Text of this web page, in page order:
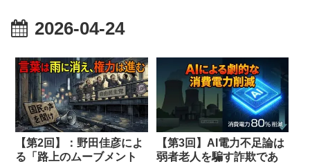
2026-04-24
【第2回】：野田佳彦によ
る「路上のムーブメント
【第3回】AI電力不足論は
弱者老人を騙す詐欺であ